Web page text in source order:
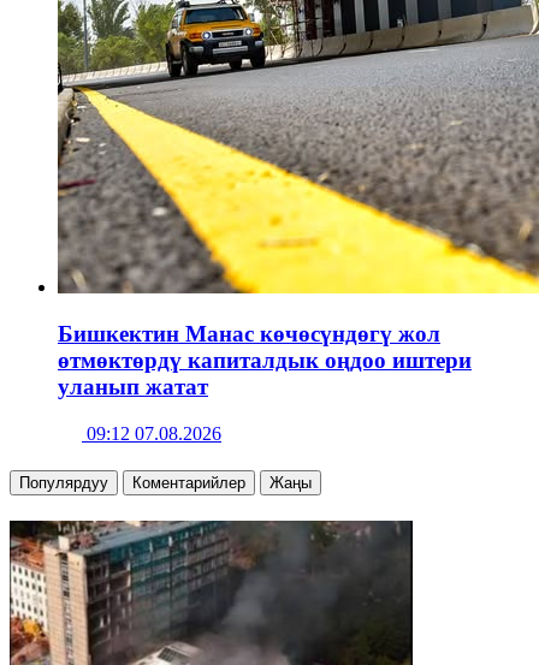
Бишкектин Манас көчөсүндөгү жол
өтмөктөрдү капиталдык оңдоо иштери
уланып жатат
09:12 07.08.2026
Популярдуу Коментарийлер Жаңы